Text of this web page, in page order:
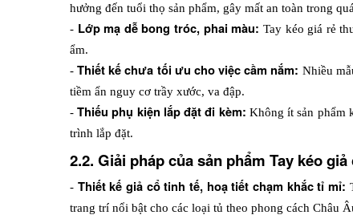
hưởng đến tuổi thọ sản phẩm, gây mất an toàn trong
- Lớp mạ dễ bong tróc, phai màu: Tay kéo giá rẻ
ẩm.
- Thiết kế chưa tối ưu cho việc cầm nắm: Nhiều
tiềm ẩn nguy cơ trầy xước, va đập.
- Thiếu phụ kiện lắp đặt đi kèm: Không ít sản phẩm
trình lắp đặt.
2.2. Giải pháp của sản phẩm Tay kéo giả
- Thiết kế giả cổ tinh tế, hoạ tiết chạm khắc tỉ mỉ:
trang trí nổi bật cho các loại tủ theo phong cách Châu